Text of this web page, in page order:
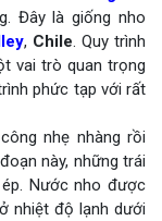
Đây là giống nho
, Chile. Quy trình
vai trò quan trọng
phức tạp với rất
nhẹ nhàng rồi
này, những trái
Nước nho được
nhiệt độ lạnh dưới